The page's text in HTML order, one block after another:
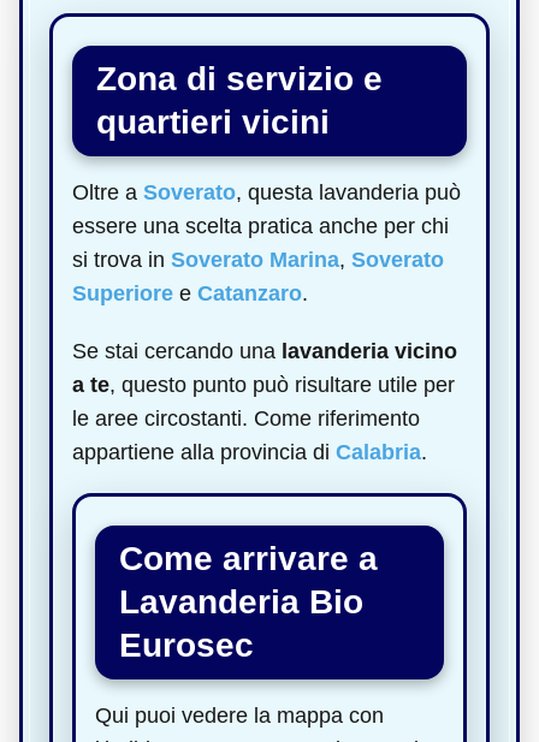
Zona di servizio e
quartieri vicini
Oltre a Soverato, questa lavanderia può
essere una scelta pratica anche per chi
si trova in Soverato Marina, Soverato
Superiore e Catanzaro.
Se stai cercando una lavanderia vicino
a te, questo punto può risultare utile per
le aree circostanti. Come riferimento
appartiene alla provincia di Calabria.
Come arrivare a
Lavanderia Bio
Eurosec
Qui puoi vedere la mappa con